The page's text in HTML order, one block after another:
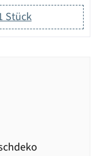
Stück